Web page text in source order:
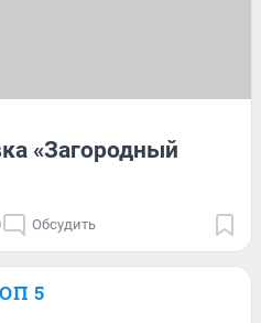
«Загородный
Обсудить
5